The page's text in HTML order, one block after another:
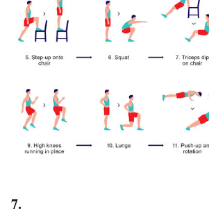
7.